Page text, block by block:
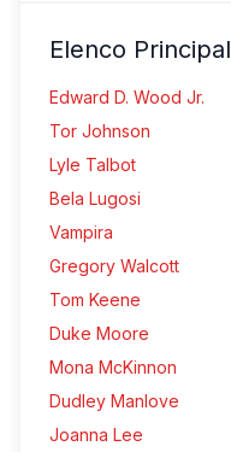
Elenco Principal
Edward D. Wood Jr.
Tor Johnson
Lyle Talbot
Bela Lugosi
Vampira
Gregory Walcott
Tom Keene
Duke Moore
Mona McKinnon
Dudley Manlove
Joanna Lee